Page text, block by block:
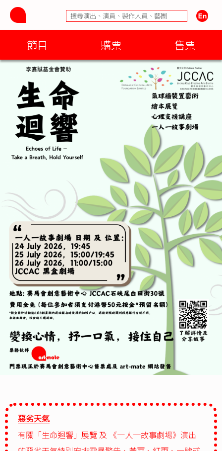
節目 購票 售票
惡劣天氣
有關「生命迴響」展覽 及 《一人一故事劇場》演出